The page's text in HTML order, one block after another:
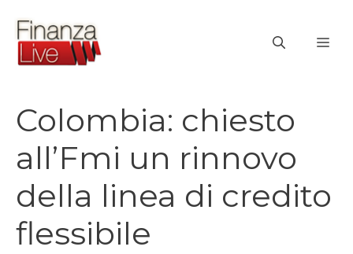
contenuto
Colombia: chiesto
all’Fmi un rinnovo
della linea di credito
flessibile